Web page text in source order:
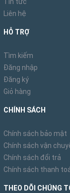
Tin tức
Liên hệ
HỖ TRỢ
Tìm kiếm
Đăng nhập
Đăng ký
Giỏ hàng
CHÍNH SÁCH
Chính sách bảo mật
Chính sách vận
Chính sách đổi trả
Chính sách thanh
THEO DÕI CHÚNG